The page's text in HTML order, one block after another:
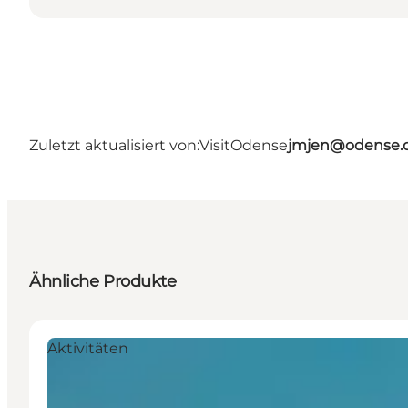
Zuletzt aktualisiert von:VisitOdense
Ähnliche Produkte
Aktivitäten